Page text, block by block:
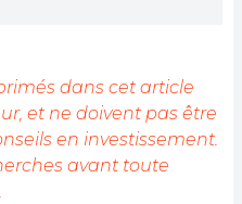
en permanence un
reflète l'état du secteur
dans cet article
et ne doivent pas être
en investissement.
avant toute